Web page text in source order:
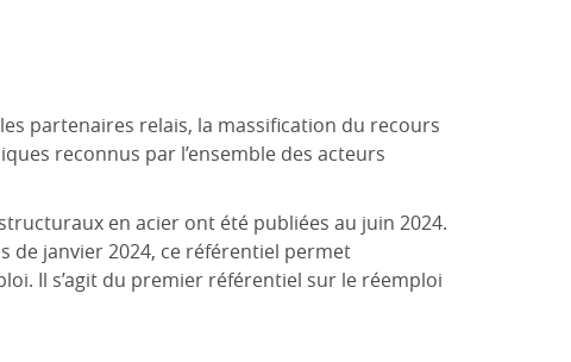
partenaires relais, la massification du recours
reconnus par l’ensemble des acteurs
en acier ont été publiées au juin 2024.
de janvier 2024, ce référentiel permet
Il s’agit du premier référentiel sur le réemploi